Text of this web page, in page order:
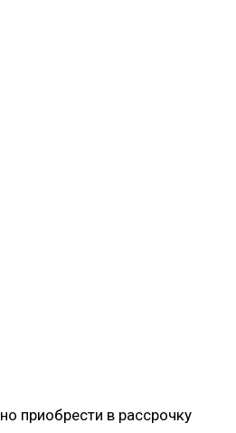
приобрести в рассрочку